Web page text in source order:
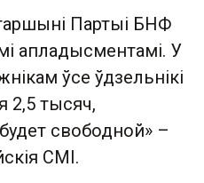
Партыі БНФ
апладысментамі. У
ўсе ўдзельнікі
2,5 тысяч,
свободной» –
СМІ.